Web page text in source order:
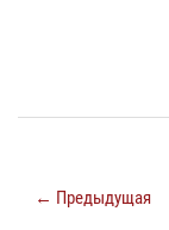
← Предыдущая